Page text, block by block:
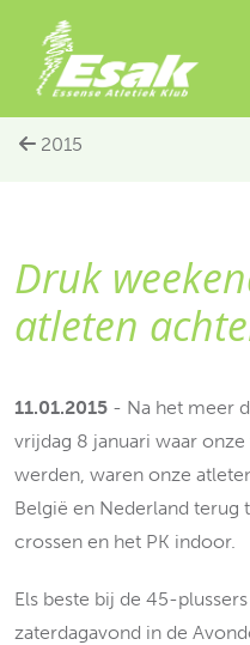
2015
Druk
atleten
11.01.2015 - Na het meer
vrijdag 8 januari waar
werden, waren onze
België en Nederland terug
crossen en het PK indoor.
Els beste bij de 45-
zaterdagavond in de